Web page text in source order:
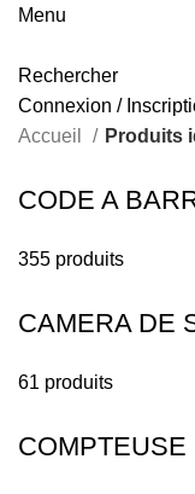
Menu
Rechercher
Connexion /
Accueil
Produits
CODE A
355 produits
CAMERA DE
61 produits
COMPTEUSE